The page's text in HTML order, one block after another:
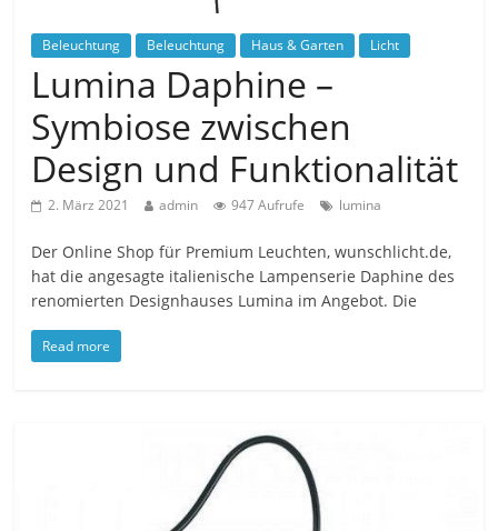
Beleuchtung Beleuchtung Haus & Garten Licht
Lumina Daphine –
Symbiose zwischen
Design und Funktionalität
2. März 2021 admin 947 Aufrufe lumina
Der Online Shop für Premium Leuchten, wunschlicht.de,
hat die angesagte italienische Lampenserie Daphine des
renomierten Designhauses Lumina im Angebot. Die
Read more